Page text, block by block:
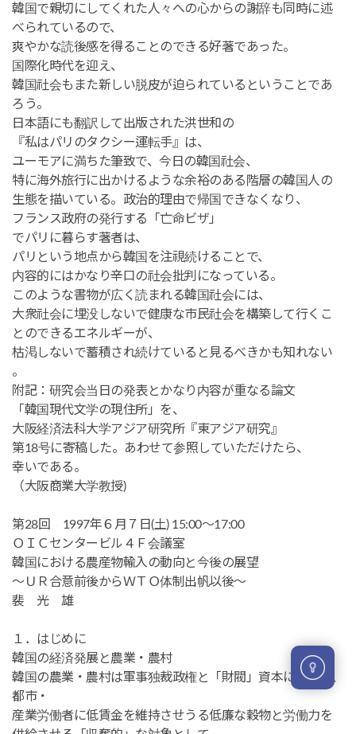
韓国で親切にしてくれた人々への心からの謝辞も同時に述
べられているので、
爽やかな読後感を得ることのできる好著であった。
国際化時代を迎え、
韓国社会もまた新しい脱皮が迫られているということであ
ろう。
日本語にも翻訳して出版された洪世和の
『私はパリのタクシー運転手』は、
ユーモアに満ちた筆致で、今日の韓国社会、
特に海外旅行に出かけるような余裕のある階層の韓国人の
生態を描いている。政治的理由で帰国できなくなり、
フランス政府の発行する「亡命ビザ」
でパリに暮らす著者は、
パリという地点から韓国を注視続けることで、
内容的にはかなり辛口の社会批判になっている。
このような書物が広く読まれる韓国社会には、
大衆社会に埋没しないで健康な市民社会を構築して行くこ
とのできるエネルギーが、
枯渇しないで蓄積され続けていると見るべきかも知れない
。
附記：研究会当日の発表とかなり内容が重なる論文
「韓国現代文学の現住所」を、
大阪経済法科大学アジア研究所『東アジア研究』
第18号に寄稿した。あわせて参照していただけたら、
幸いである。
（大阪商業大学教授)
第28回 1997年６月７日(土) 15:00～17:00
ＯＩＣセンタービル４Ｆ会議室
韓国における農産物輸入の動向と今後の展望
～ＵＲ合意前後からＷＴＯ体制出帆以後～
裴 光 雄
１．はじめに
韓国の経済発展と農業・農村
韓国の農業・農村は軍事独裁政権と「財閥」資本にとって、
都市・
産業労働者に低賃金を維持させうる低廉な穀物と労働力を